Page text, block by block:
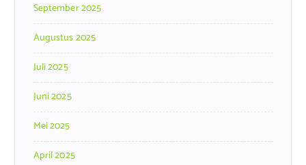
September 2025
Augustus 2025
Juli 2025
Juni 2025
Mei 2025
April 2025